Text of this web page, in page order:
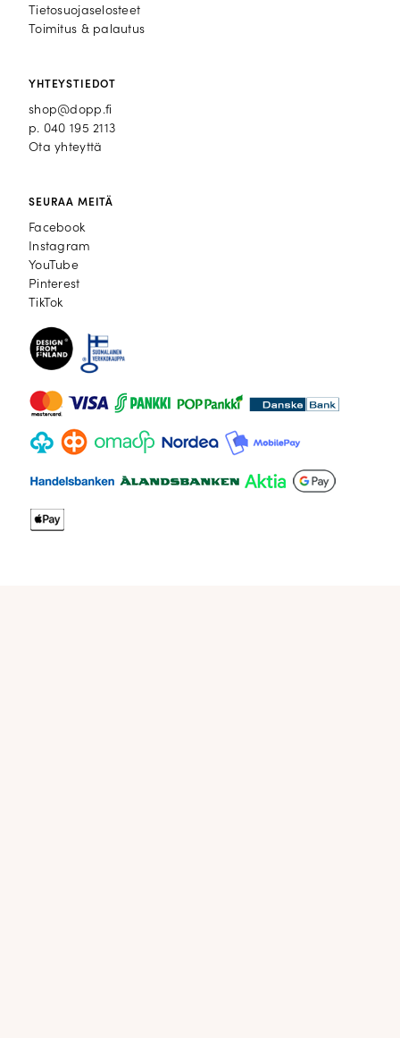
Tietosuojaselosteet
Toimitus & palautus
YHTEYSTIEDOT
shop@dopp.fi
p. 040 195 2113
Ota yhteyttä
SEURAA MEITÄ
Facebook
Facebook
Instagram
Instagram
YouTube
YouTube
Pinterest
Pinterest
TikTok
TikTok